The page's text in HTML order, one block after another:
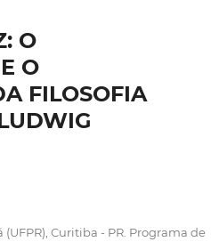
O
O
FILOSOFIA
Curitiba - PR. Programa de